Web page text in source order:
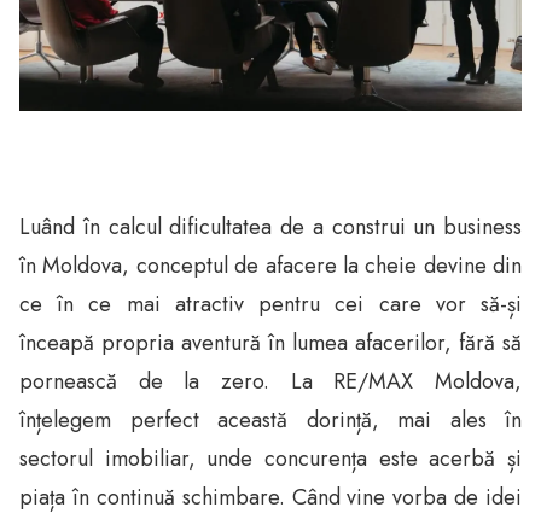
Luând în calcul dificultatea de a construi un business
în Moldova, conceptul de afacere la cheie devine din
ce în ce mai atractiv pentru cei care vor să-și
înceapă propria aventură în lumea afacerilor, fără să
pornească de la zero. La RE/MAX Moldova,
înțelegem perfect această dorință, mai ales în
sectorul imobiliar, unde concurența este acerbă și
piața în continuă schimbare. Când vine vorba de idei